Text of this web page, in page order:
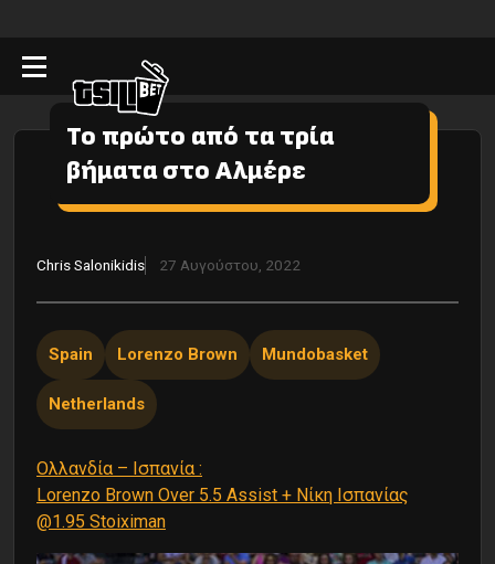
Το πρώτο από τα τρία
βήματα στο Αλμέρε
Chris Salonikidis 27 Αυγούστου, 2022
Spain Lorenzo Brown Mundobasket
Netherlands
Ολλανδία – Ισπανία :
Lorenzo Brown Over 5.5 Assist + Νίκη Ισπανίας
@1.95 Stoiximan